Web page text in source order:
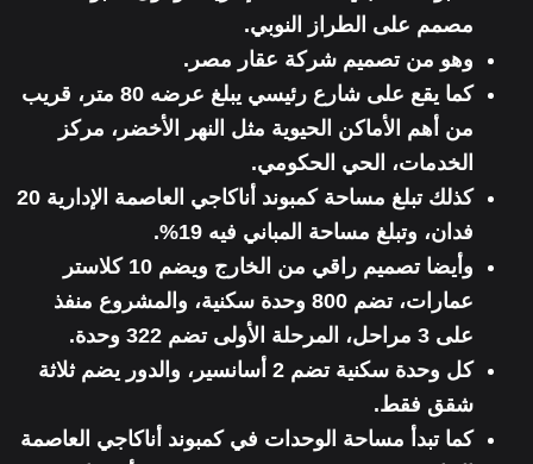
مصمم على الطراز النوبي.
وهو من تصميم شركة عقار مصر.
كما يقع على شارع رئيسي يبلغ عرضه 80 متر، قريب
من أهم الأماكن الحيوية مثل النهر الأخضر، مركز
الخدمات، الحي الحكومي.
كذلك تبلغ مساحة كمبوند أناكاجي العاصمة الإدارية 20
فدان، وتبلغ مساحة المباني فيه 19%.
وأيضا تصميم راقي من الخارج ويضم 10 كلاستر
عمارات، تضم 800 وحدة سكنية، والمشروع منفذ
على 3 مراحل، المرحلة الأولى تضم 322 وحدة.
كل وحدة سكنية تضم 2 أسانسير، والدور يضم ثلاثة
شقق فقط.
كما تبدأ مساحة الوحدات في كمبوند أناكاجي العاصمة